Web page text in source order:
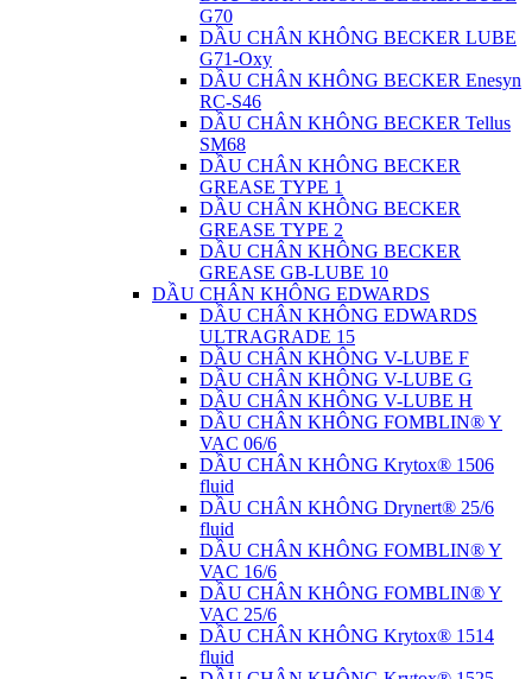
G70
DẦU CHÂN KHÔNG BECKER LUBE
G71-Oxy
DẦU CHÂN KHÔNG BECKER Enesyn
RC-S46
DẦU CHÂN KHÔNG BECKER Tellus
SM68
DẦU CHÂN KHÔNG BECKER
GREASE TYPE 1
DẦU CHÂN KHÔNG BECKER
GREASE TYPE 2
DẦU CHÂN KHÔNG BECKER
GREASE GB-LUBE 10
DẦU CHÂN KHÔNG EDWARDS
DẦU CHÂN KHÔNG EDWARDS
ULTRAGRADE 15
DẦU CHÂN KHÔNG V-LUBE F
DẦU CHÂN KHÔNG V-LUBE G
DẦU CHÂN KHÔNG V-LUBE H
DẦU CHÂN KHÔNG FOMBLIN® Y
VAC 06/6
DẦU CHÂN KHÔNG Krytox® 1506
fluid
DẦU CHÂN KHÔNG Drynert® 25/6
fluid
DẦU CHÂN KHÔNG FOMBLIN® Y
VAC 16/6
DẦU CHÂN KHÔNG FOMBLIN® Y
VAC 25/6
DẦU CHÂN KHÔNG Krytox® 1514
fluid